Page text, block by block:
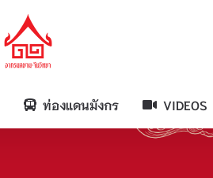
ท่องแดนมังกร VIDEOS